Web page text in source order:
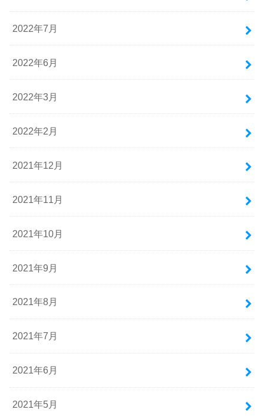
2022年7月
2022年6月
2022年3月
2022年2月
2021年12月
2021年11月
2021年10月
2021年9月
2021年8月
2021年7月
2021年6月
2021年5月